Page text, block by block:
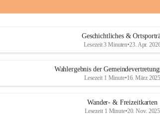
Geschichtliches &
Lesezeit 3 Minuten•23. Apr.
Wahlergebnis der
Lesezeit 1 Minute•16. März 2025
Wander- & Freizeitkarten
Lesezeit 1 Minute•20. Nov. 2025